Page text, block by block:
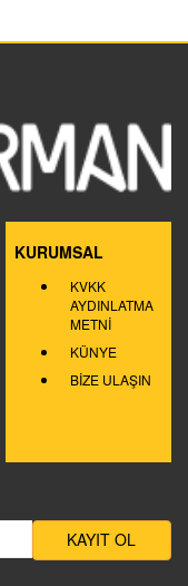
KURUMSAL
KVKK
AYDINLATMA
METNİ
KÜNYE
BİZE ULAŞIN
KAYIT OL